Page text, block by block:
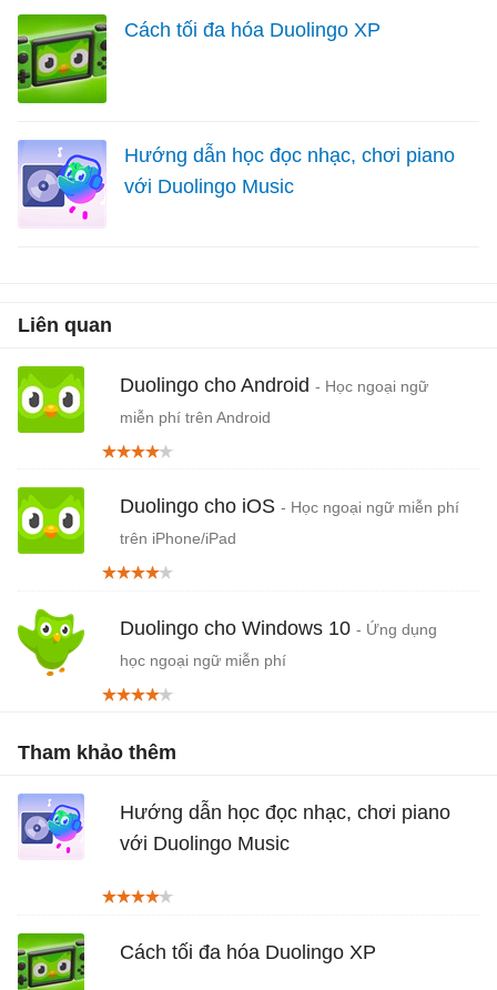
Cách tối đa hóa Duolingo XP
Hướng dẫn học đọc nhạc, chơi piano
với Duolingo Music
Liên quan
Duolingo cho Android - Học ngoại ngữ
miễn phí trên Android
Duolingo cho iOS - Học ngoại ngữ miễn phí
trên iPhone/iPad
Duolingo cho Windows 10 - Ứng dụng
học ngoại ngữ miễn phí
Tham khảo thêm
Hướng dẫn học đọc nhạc, chơi piano
với Duolingo Music
Cách tối đa hóa Duolingo XP